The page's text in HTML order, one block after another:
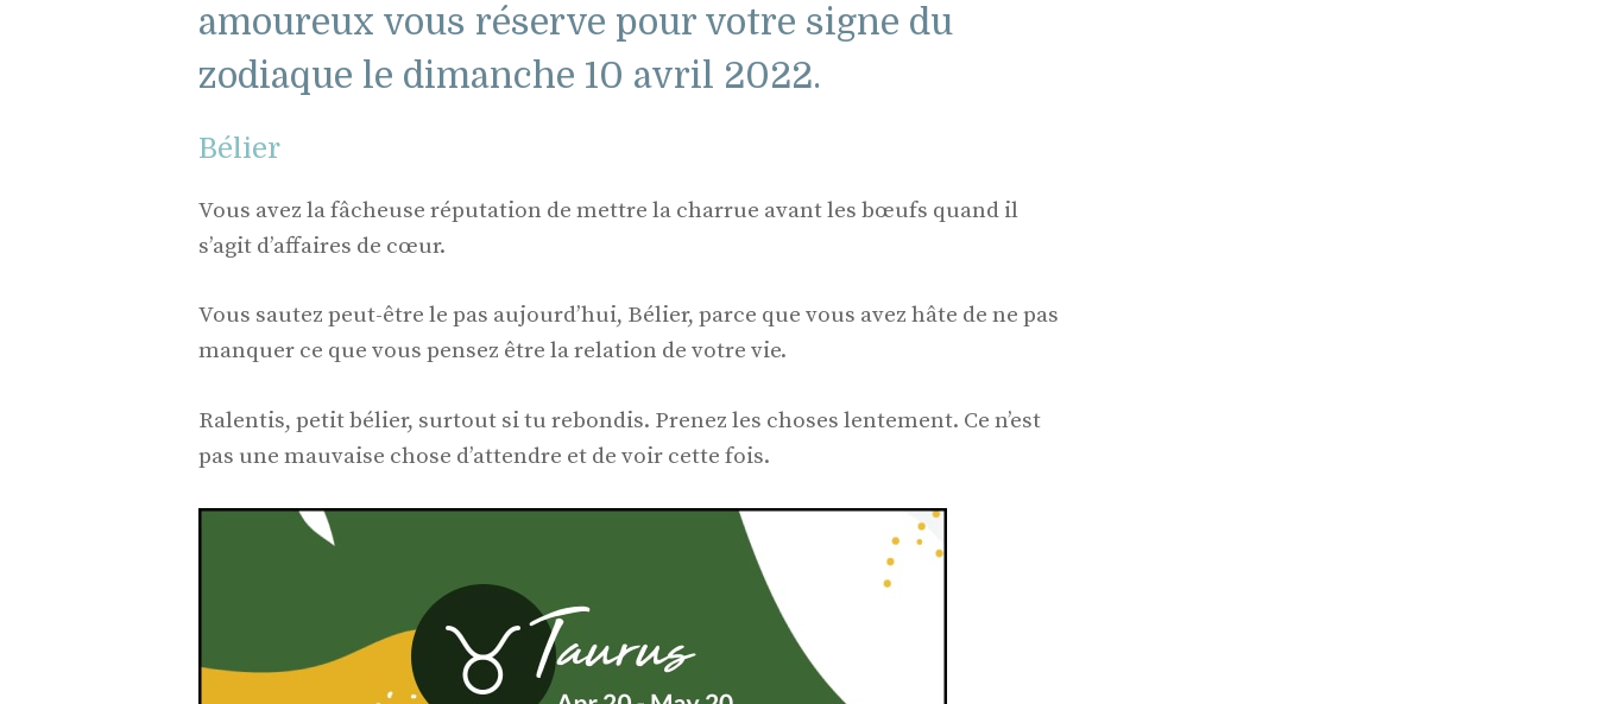
amoureux vous réserve pour votre signe du
zodiaque le dimanche 10 avril 2022.
Bélier
Vous avez la fâcheuse réputation de mettre la charrue avant les bœufs quand il
s’agit d’affaires de cœur.
Vous sautez peut-être le pas aujourd’hui, Bélier, parce que vous avez hâte de ne pas
manquer ce que vous pensez être la relation de votre vie.
Ralentis, petit bélier, surtout si tu rebondis. Prenez les choses lentement. Ce n’est
pas une mauvaise chose d’attendre et de voir cette fois.